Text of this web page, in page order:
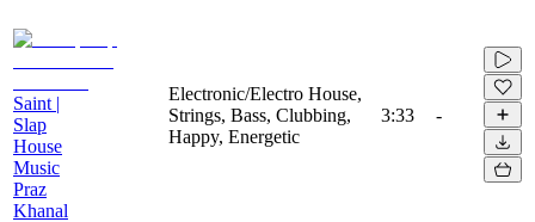
Saint |
Slap
House
Music
Praz
Khanal
Electronic/Electro House,
Strings, Bass, Clubbing,
Happy, Energetic
3:33 -